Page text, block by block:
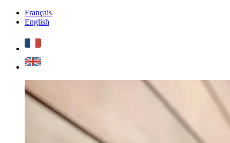
Français
English